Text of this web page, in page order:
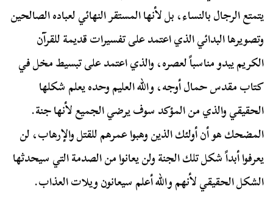
يتمتع الرجال بالنساء، بل لأنها المستقر النهائي لعباده الصالحين
وتصويرها البدائي الذي اعتمد على تفسيرات قديمة للقرآن
الكريم يبدو مناسباً لعصره، والذي اعتمد على تبسيط مخل في
كتاب مقدس حمال أوجه، والله العليم وحده يعلم شكلها
الحقيقي والذي من المؤكد سوف يرضي الجميع لأنها جنة.
المضحك هو أن أولئك الذين وهبوا عمرهم للقتل والإرهاب، لن
يعرفوا أبداً شكل تلك الجنة ولن يعانوا من الصدمة التي سيحدثها
الشكل الحقيقي لأنهم والله أعلم سيعانون ويلات العذاب.